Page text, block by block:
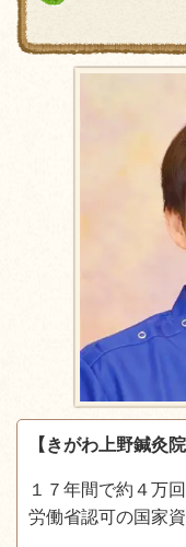
【きがわ上野鍼灸
１７年間で約４万
労働省認可の国家